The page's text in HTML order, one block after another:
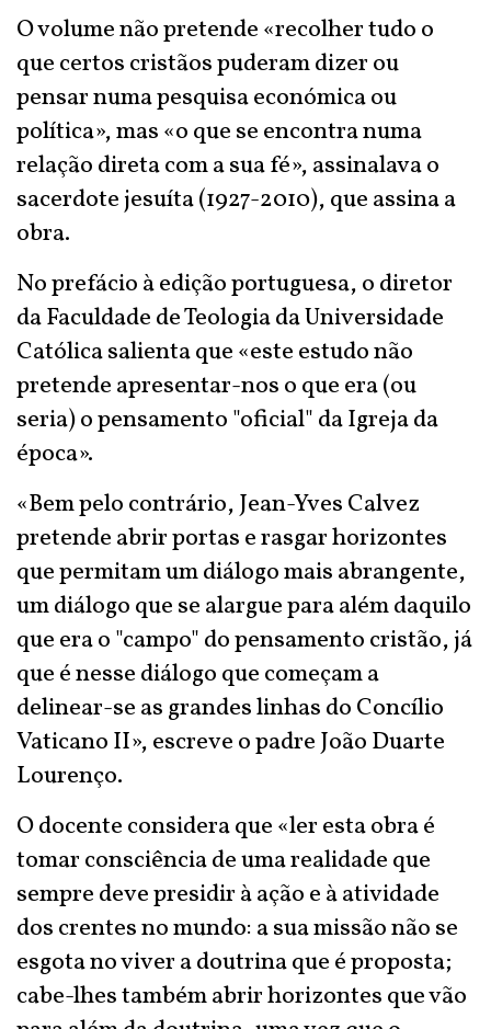
O volume não pretende «recolher tudo o
que certos cristãos puderam dizer ou
pensar numa pesquisa económica ou
política», mas «o que se encontra numa
relação direta com a sua fé», assinalava o
sacerdote jesuíta (1927-2010), que assina a
obra.
No prefácio à edição portuguesa, o diretor
da Faculdade de Teologia da Universidade
Católica salienta que «este estudo não
pretende apresentar-nos o que era (ou
seria) o pensamento "oficial" da Igreja da
época».
«Bem pelo contrário, Jean-Yves Calvez
pretende abrir portas e rasgar horizontes
que permitam um diálogo mais abrangente,
um diálogo que se alargue para além daquilo
que era o "campo" do pensamento cristão, já
que é nesse diálogo que começam a
delinear-se as grandes linhas do Concílio
Vaticano II», escreve o padre João Duarte
Lourenço.
O docente considera que «ler esta obra é
tomar consciência de uma realidade que
sempre deve presidir à ação e à atividade
dos crentes no mundo: a sua missão não se
esgota no viver a doutrina que é proposta;
cabe-lhes também abrir horizontes que vão